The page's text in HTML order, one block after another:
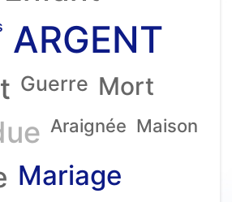
ARGENT
Guerre Mort
Araignée Maison
Mariage